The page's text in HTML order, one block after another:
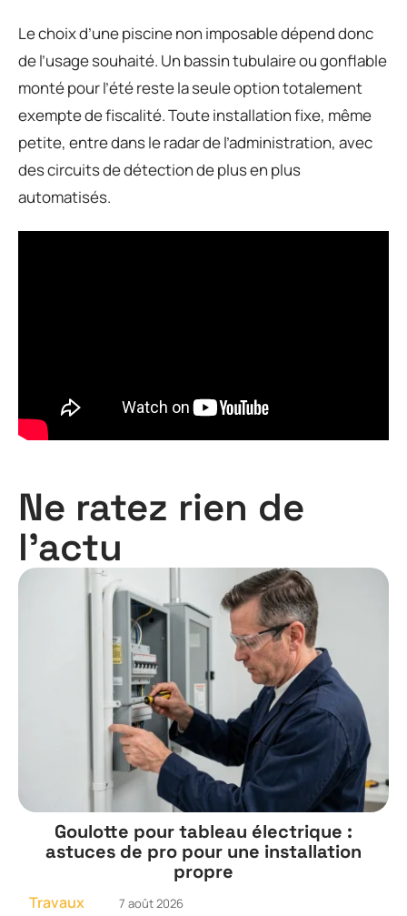
Le choix d’une piscine non imposable dépend donc
de l’usage souhaité. Un bassin tubulaire ou gonflable
monté pour l’été reste la seule option totalement
exempte de fiscalité. Toute installation fixe, même
petite, entre dans le radar de l’administration, avec
des circuits de détection de plus en plus
automatisés.
Ne ratez rien de
l'actu
Goulotte pour tableau électrique :
astuces de pro pour une installation
propre
Travaux 7 août 2026